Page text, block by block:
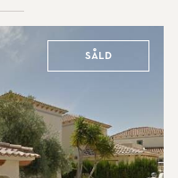
Såld